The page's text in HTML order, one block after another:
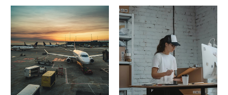
международными
цепями поставок
управлению
международными
цепями поставок